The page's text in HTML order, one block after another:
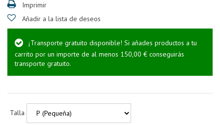
Imprimir
Añadir a la lista de deseos
¡Transporte gratuito disponible! Si añades productos a tu
carrito por un importe de al menos 150,00 € conseguirás
transporte gratuito.
Talla